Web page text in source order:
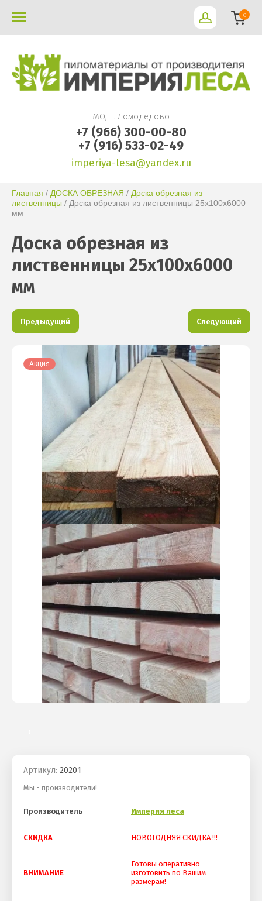
0
МО, г. Домодедово
+7 (966) 300-00-80
+7 (916) 533-02-49
imperiya-lesa@yandex.ru
Главная / ДОСКА ОБРЕЗНАЯ / Доска обрезная из
лиственницы / Доска обрезная из лиственницы 25х100х6000
мм
Доска обрезная из
лиственницы 25х100х6000
мм
Предыдущий Следующий
Акция
Артикул: 20201
Мы - производители!
Производитель Империя леса
СКИДКА НОВОГОДНЯЯ СКИДКА !!!
ВНИМАНИЕ
Готовы оперативно
изготовить по Вашим
размерам!